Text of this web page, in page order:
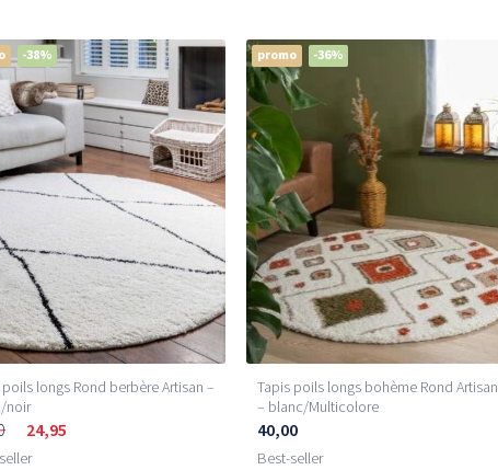
-38%
longs Rond berbère Artisan –
noir
24,95
promo -36%
Tapis poils longs bohème Rond Artisan
– blanc/Multicolore
40,00
Best-seller